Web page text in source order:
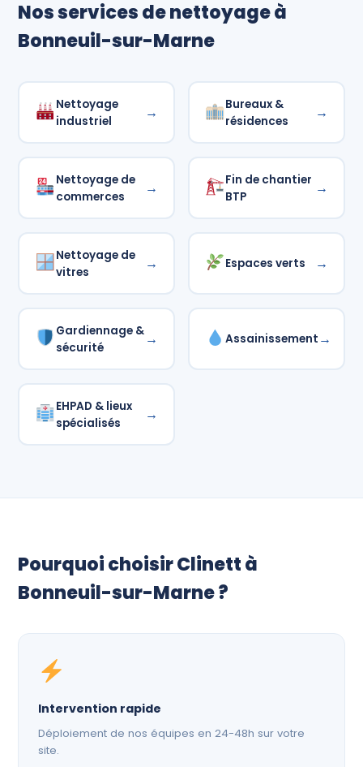
Nos services de nettoyage à
Bonneuil-sur-Marne
Nettoyage
industriel
→
Bureaux &
résidences
→
Nettoyage de
commerces
→
Fin de chantier
BTP
→
Nettoyage de
vitres
→ Espaces verts →
Gardiennage &
sécurité
→ Assainissement →
EHPAD & lieux
spécialisés
→
Pourquoi choisir Clinett à
Bonneuil-sur-Marne ?
Intervention rapide
Déploiement de nos équipes en 24-48h sur votre
site.